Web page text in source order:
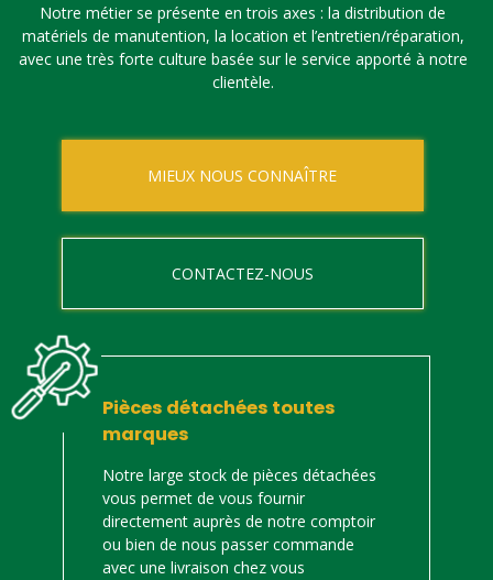
Notre métier se présente en trois axes : la distribution de
matériels de manutention, la location et l’entretien/réparation,
avec une très forte culture basée sur le service apporté à notre
clientèle.
MIEUX NOUS CONNAÎTRE
CONTACTEZ-NOUS
Pièces détachées toutes
marques
Notre large stock de pièces détachées
vous permet de vous fournir
directement auprès de notre comptoir
ou bien de nous passer commande
avec une livraison chez vous